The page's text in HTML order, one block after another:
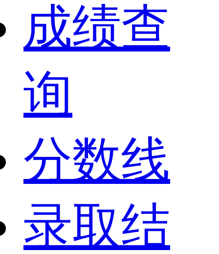
成绩查
询
分数线
录取结